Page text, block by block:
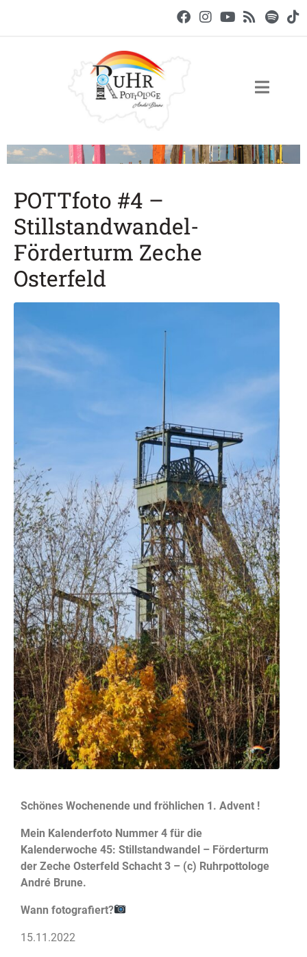
POTTfoto #4 –
Stillstandwandel-
Förderturm Zeche
Osterfeld
Schönes Wochenende und fröhlichen 1. Advent !
Mein Kalenderfoto Nummer 4 für die
Kalenderwoche 45: Stillstandwandel – Förderturm
der Zeche Osterfeld Schacht 3 – (c) Ruhrpottologe
André Brune.
Wann fotografiert?
15.11.2022